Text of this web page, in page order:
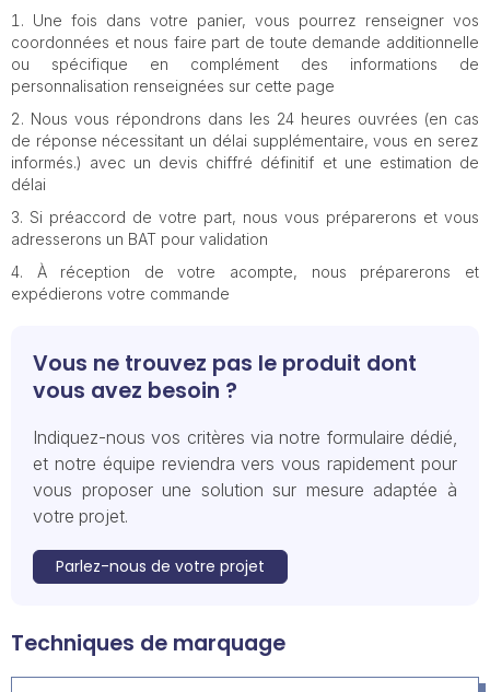
Une fois dans votre panier, vous pourrez renseigner vos
coordonnées et nous faire part de toute demande additionnelle
ou spécifique en complément des informations de
personnalisation renseignées sur cette page
Nous vous répondrons dans les 24 heures ouvrées (en cas
de réponse nécessitant un délai supplémentaire, vous en serez
informés.) avec un devis chiffré définitif et une estimation de
délai
Si préaccord de votre part, nous vous préparerons et vous
adresserons un BAT pour validation
À réception de votre acompte, nous préparerons et
expédierons votre commande
Vous ne trouvez pas le produit dont
vous avez besoin ?
Indiquez-nous vos critères via notre formulaire dédié,
et notre équipe reviendra vers vous rapidement pour
vous proposer une solution sur mesure adaptée à
votre projet.
Parlez-nous de votre projet
Techniques de marquage